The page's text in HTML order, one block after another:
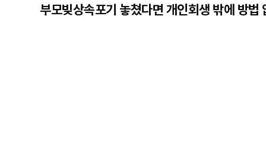
부모빚상속포기 놓쳤다면 개인회생 밖에 방법